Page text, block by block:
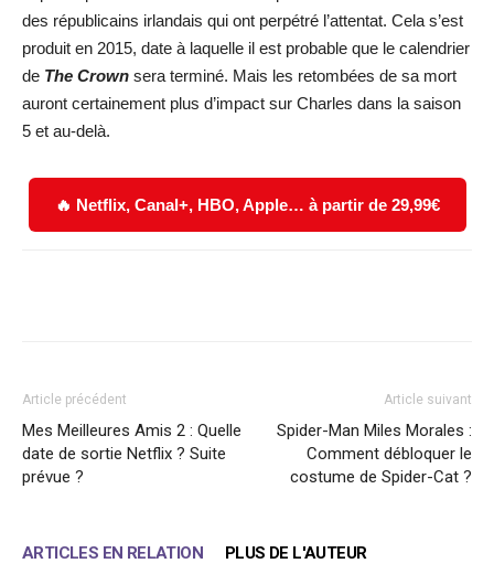
des républicains irlandais qui ont perpétré l’attentat. Cela s’est
produit en 2015, date à laquelle il est probable que le calendrier
de The Crown sera terminé. Mais les retombées de sa mort
auront certainement plus d’impact sur Charles dans la saison
5 et au-delà.
🔥 Netflix, Canal+, HBO, Apple… à partir de 29,99€
Article précédent
Mes Meilleures Amis 2 : Quelle
date de sortie Netflix ? Suite
prévue ?
Article suivant
Spider-Man Miles Morales :
Comment débloquer le
costume de Spider-Cat ?
ARTICLES EN RELATION PLUS DE L'AUTEUR